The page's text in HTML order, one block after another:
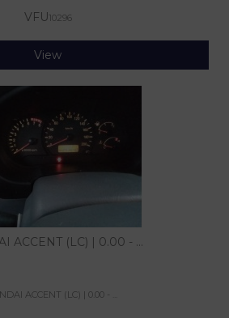
VFU10296
View
ACCENT (LC) | 0.00 - ...
ACCENT (LC) | 0.00 - ...